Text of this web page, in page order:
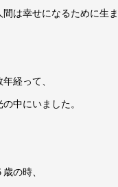
は幸せになるために生
経って、
中にいました。
の時、